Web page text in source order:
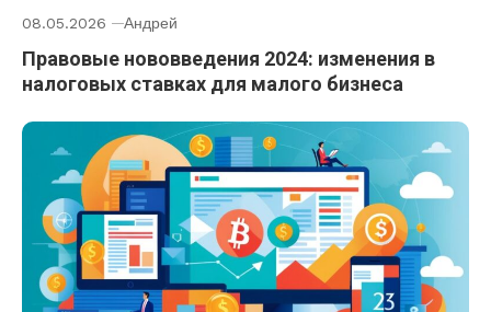
08.05.2026 Андрей
Правовые нововведения 2024: изменения в
налоговых ставках для малого бизнеса